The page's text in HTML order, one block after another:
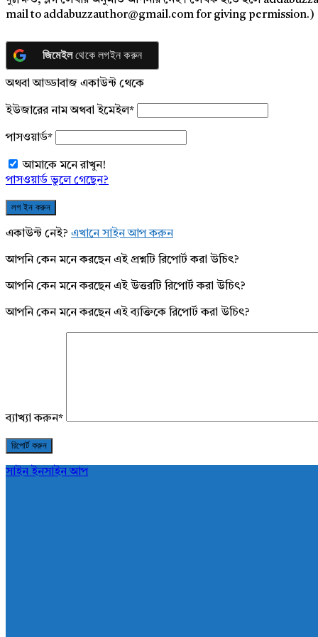
mail to addabuzzauthor@gmail.com for giving permission.)
জিমেইলথেকে লগইন করুন
অথবা আড্ডাবাজ একাউন্ট থেকে
ইউজারের নাম অথবা ইমেইল*
পাসওয়ার্ড*
আমাকে মনে রাখুন!
পাসওয়ার্ড ভুলে গেছেন?
একাউন্ট নেই? এখানে সাইন আপ করুন
আপনি কেন মনে করছেন এই প্রশ্নটি রিপোর্ট করা উচিৎ?
আপনি কেন মনে করছেন এই উত্তরটি রিপোর্ট করা উচিৎ?
আপনি কেন মনে করছেন এই ব্যক্তিকে রিপোর্ট করা উচিৎ?
ব্যাখ্যা করুন*
সাইন ইনসাইন আপ